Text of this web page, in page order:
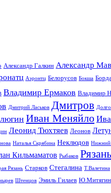
Александр Галкин Александр
Аэронтц Белорусов Бокша
Владимир Ермаков Владимир
Дмитрий Ласьков Дмитров
Иван Меняйло
Леонид Тюхтяев Леонов
Наталья Скрябина Неклюдов Нижний
Кильмаматов Рыбаков Рязань
Рязань Старков Стегалина Т.Валетина
Штенцов Эмиль Гилаев Ю.Митягин